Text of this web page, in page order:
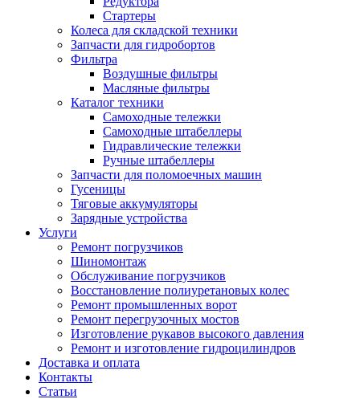
Стартеры
Колеса для складской техники
Запчасти для гидробортов
Фильтра
Воздушные фильтры
Масляные фильтры
Каталог техники
Самоходные тележки
Самоходные штабеллеры
Гидравлические тележки
Ручные штабеллеры
Запчасти для поломоечных машин
Гусеницы
Тяговые аккумуляторы
Зарядные устройства
Услуги
Ремонт погрузчиков
Шиномонтаж
Обслуживание погрузчиков
Восстановление полиуретановых колес
Ремонт промышленных ворот
Ремонт перегрузочных мостов
Изготовление рукавов высокого давления
Ремонт и изготовление гидроцилиндров
Доставка и оплата
Контакты
Статьи